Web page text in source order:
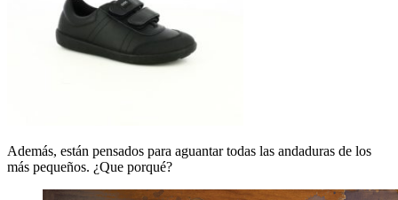
Además, están pensados para aguantar todas las andaduras de los
más pequeños. ¿Que porqué?